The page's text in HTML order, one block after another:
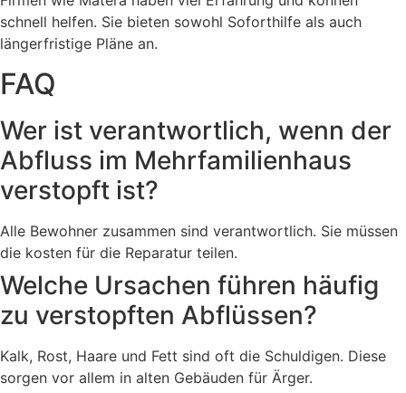
schnell helfen. Sie bieten sowohl Soforthilfe als auch
längerfristige Pläne an.
FAQ
Wer ist verantwortlich, wenn der
Abfluss im Mehrfamilienhaus
verstopft ist?
Alle Bewohner zusammen sind verantwortlich. Sie müssen
die kosten für die Reparatur teilen.
Welche Ursachen führen häufig
zu verstopften Abflüssen?
Kalk, Rost, Haare und Fett sind oft die Schuldigen. Diese
sorgen vor allem in alten Gebäuden für Ärger.